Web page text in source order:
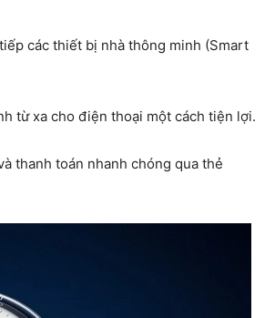
các thiết bị nhà thông minh (Smart
từ xa cho điện thoại một cách tiện lợi.
thanh toán nhanh chóng qua thẻ